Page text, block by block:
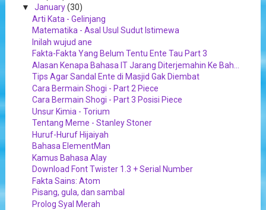
▼ January(30)
Arti Kata - Gelinjang
Matematika - Asal Usul Sudut Istimewa
Inilah wujud ane
Fakta-Fakta Yang Belum Tentu Ente Tau Part 3
Alasan Kenapa Bahasa IT Jarang Diterjemahin Ke Bah...
Tips Agar Sandal Ente di Masjid Gak Diembat
Cara Bermain Shogi - Part 2 Piece
Cara Bermain Shogi - Part 3 Posisi Piece
Unsur Kimia - Torium
Tentang Meme - Stanley Stoner
Huruf-Huruf Hijaiyah
Bahasa ElementMan
Kamus Bahasa Alay
Download Font Twister 1.3 + Serial Number
Fakta Sains: Atom
Pisang, gula, dan sambal
Prolog Syal Merah